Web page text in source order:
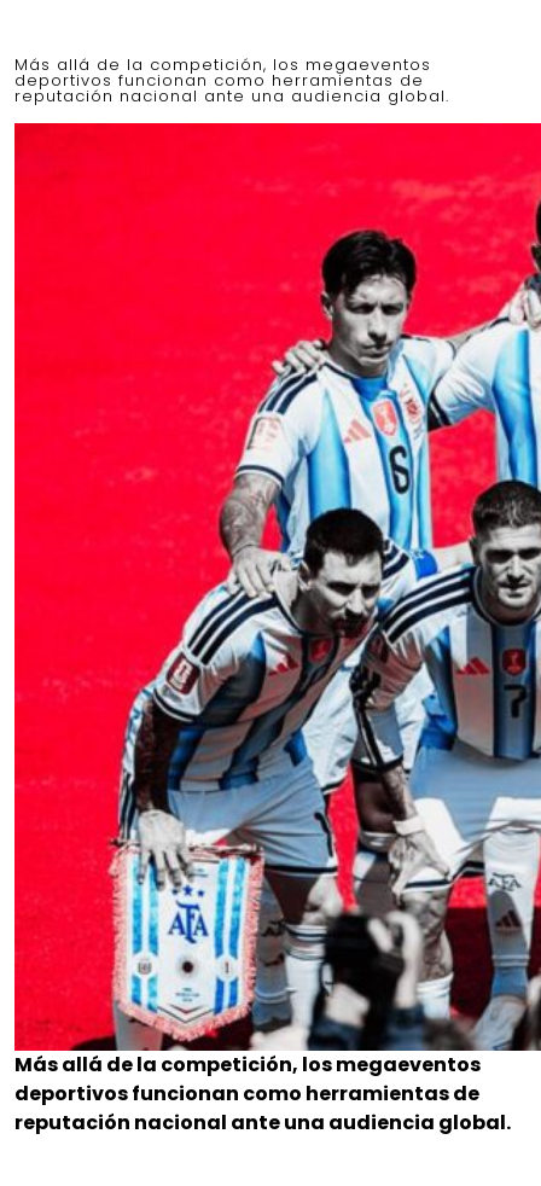
Más allá de la competición, los megaeventos
deportivos funcionan como herramientas de
reputación nacional ante una audiencia global.
Más allá de la competición, los megaeventos
deportivos funcionan como herramientas de
reputación nacional ante una audiencia global.